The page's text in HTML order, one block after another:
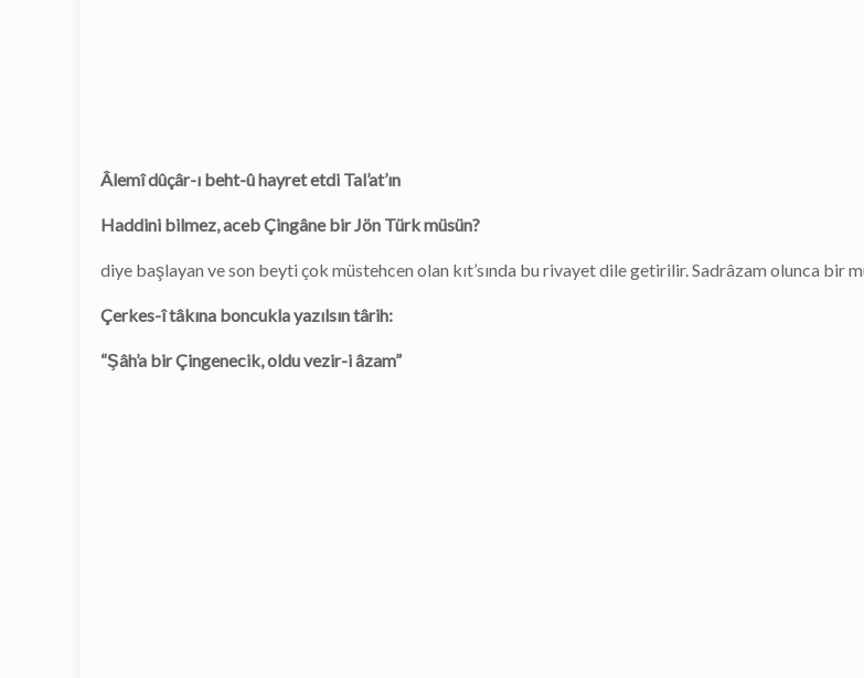
Âlemî dûçâr-ı beht-û hayret etdi Tal’at’ın
Haddini bilmez, aceb Çingâne bir Jön Türk müsün?
diye başlayan ve son beyti çok müstehcen olan kıt’sında bu rivayet dile getirilir. Sadrâzam olunca bir
Çerkes-î tâkına boncukla yazılsın târih:
“Şâh’a bir Çingenecik, oldu vezir-i âzam”